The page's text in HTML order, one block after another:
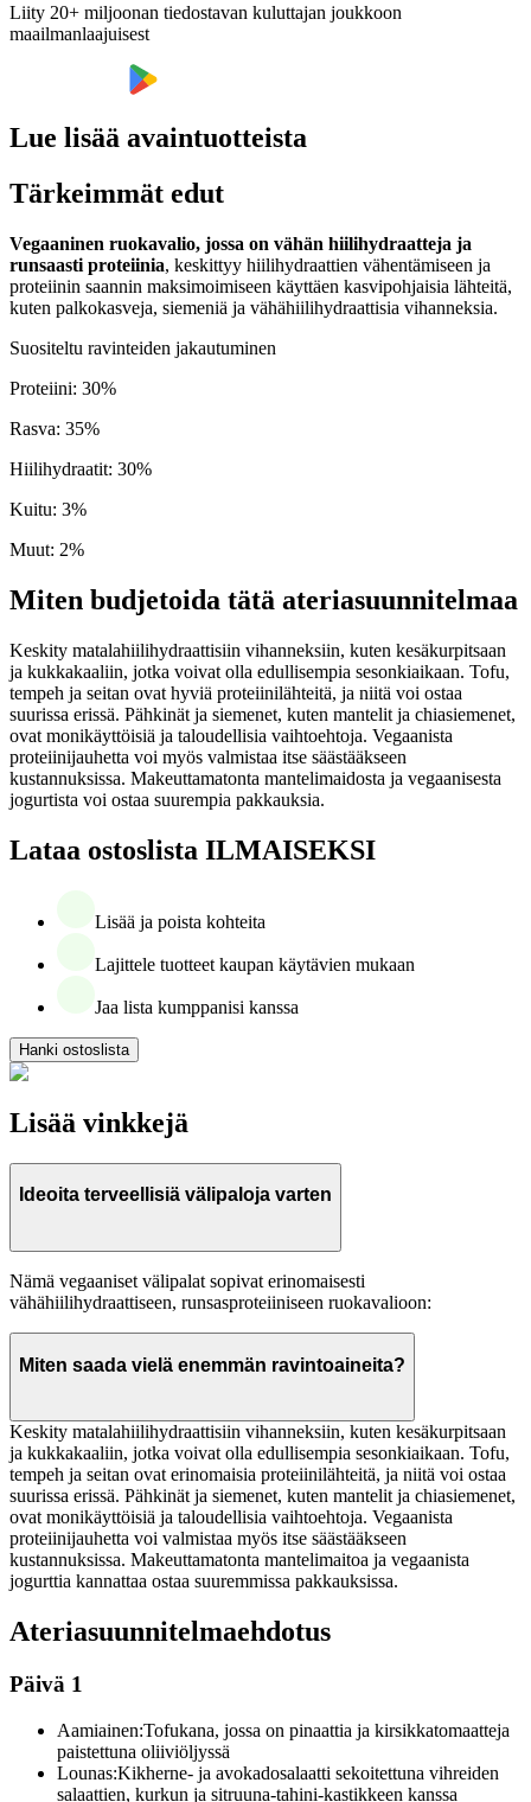
Liity 20+ miljoonan tiedostavan kuluttajan joukkoon
maailmanlaajuisest
Lue lisää avaintuotteista
Tärkeimmät edut
Vegaaninen ruokavalio, jossa on vähän hiilihydraatteja ja
runsaasti proteiinia, keskittyy hiilihydraattien vähentämiseen ja
proteiinin saannin maksimoimiseen käyttäen kasvipohjaisia lähteitä,
kuten palkokasveja, siemeniä ja vähähiilihydraattisia vihanneksia.
Suositeltu ravinteiden jakautuminen
Proteiini: 30%
Rasva: 35%
Hiilihydraatit: 30%
Kuitu: 3%
Muut: 2%
Miten budjetoida tätä ateriasuunnitelmaa
Keskity matalahiilihydraattisiin vihanneksiin, kuten kesäkurpitsaan
ja kukkakaaliin, jotka voivat olla edullisempia sesonkiaikaan. Tofu,
tempeh ja seitan ovat hyviä proteiinilähteitä, ja niitä voi ostaa
suurissa erissä. Pähkinät ja siemenet, kuten mantelit ja chiasiemenet,
ovat monikäyttöisiä ja taloudellisia vaihtoehtoja. Vegaanista
proteiinijauhetta voi myös valmistaa itse säästääkseen
kustannuksissa. Makeuttamatonta mantelimaidosta ja vegaanisesta
jogurtista voi ostaa suurempia pakkauksia.
Lataa ostoslista ILMAISEKSI
Lisää ja poista kohteita
Lajittele tuotteet kaupan käytävien mukaan
Jaa lista kumppanisi kanssa
Hanki ostoslista
Lisää vinkkejä
Ideoita terveellisiä välipaloja varten
Nämä vegaaniset välipalat sopivat erinomaisesti
vähähiilihydraattiseen, runsasproteiiniseen ruokavalioon:
Miten saada vielä enemmän ravintoaineita?
Keskity matalahiilihydraattisiin vihanneksiin, kuten kesäkurpitsaan
ja kukkakaaliin, jotka voivat olla edullisempia sesonkiaikaan. Tofu,
tempeh ja seitan ovat erinomaisia proteiinilähteitä, ja niitä voi ostaa
suurissa erissä. Pähkinät ja siemenet, kuten mantelit ja chiasiemenet,
ovat monikäyttöisiä ja taloudellisia vaihtoehtoja. Vegaanista
proteiinijauhetta voi valmistaa myös itse säästääkseen
kustannuksissa. Makeuttamatonta mantelimaitoa ja vegaanista
jogurttia kannattaa ostaa suuremmissa pakkauksissa.
Ateriasuunnitelmaehdotus
Päivä 1
Aamiainen:Tofukana, jossa on pinaattia ja kirsikkatomaatteja
paistettuna oliiviöljyssä
Lounas:Kikherne- ja avokadosalaatti sekoitettuna vihreiden
salaattien, kurkun ja sitruuna-tahini-kastikkeen kanssa